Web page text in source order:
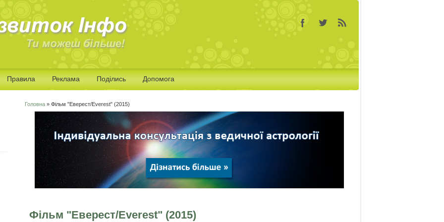
Правила Реклама Поділись Допомога
Ви є тут
Головна» Фільм "Еверест/Everest" (2015)
Фільм "Еверест/Everest" (2015)